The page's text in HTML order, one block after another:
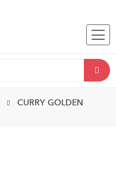
CURRY GOLDEN